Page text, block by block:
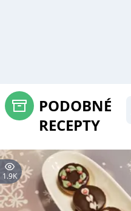
PODOBNÉ
RECEPTY
1.9K